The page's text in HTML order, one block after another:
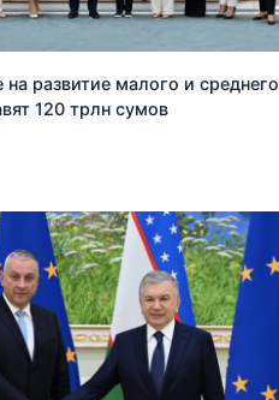
на развитие малого и среднего
120 трлн сумов